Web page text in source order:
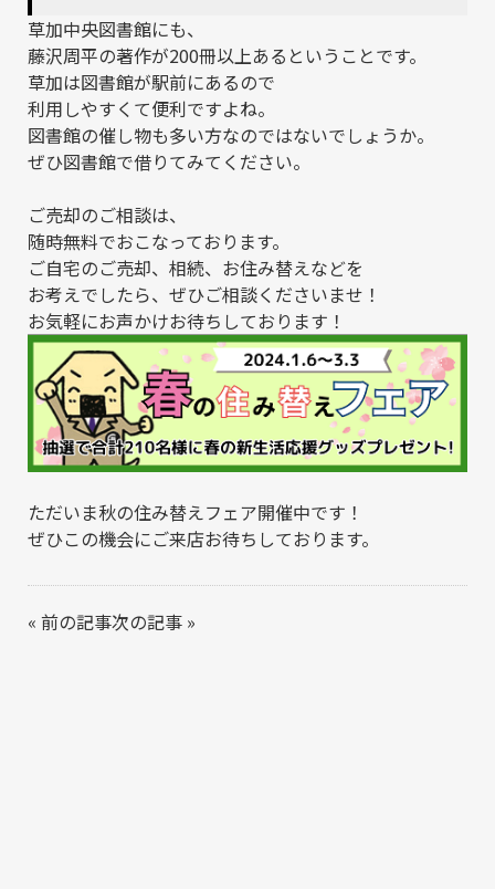
草加中央図書館にも、
藤沢周平の著作が200冊以上あるということです。
草加は図書館が駅前にあるので
利用しやすくて便利ですよね。
図書館の催し物も多い方なのではないでしょうか。
ぜひ図書館で借りてみてください。
ご売却のご相談は、
随時無料でおこなっております。
ご自宅のご売却、相続、お住み替えなどを
お考えでしたら、ぜひご相談くださいませ！
お気軽にお声かけお待ちしております！
ただいま秋の住み替えフェア開催中です！
ぜひこの機会にご来店お待ちしております。
« 前の記事次の記事 »